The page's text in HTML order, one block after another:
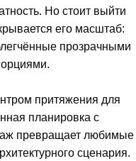
Но стоит выйти
его масштаб:
прозрачными
притяжения для
планировка с
превращает любимые
сценария.